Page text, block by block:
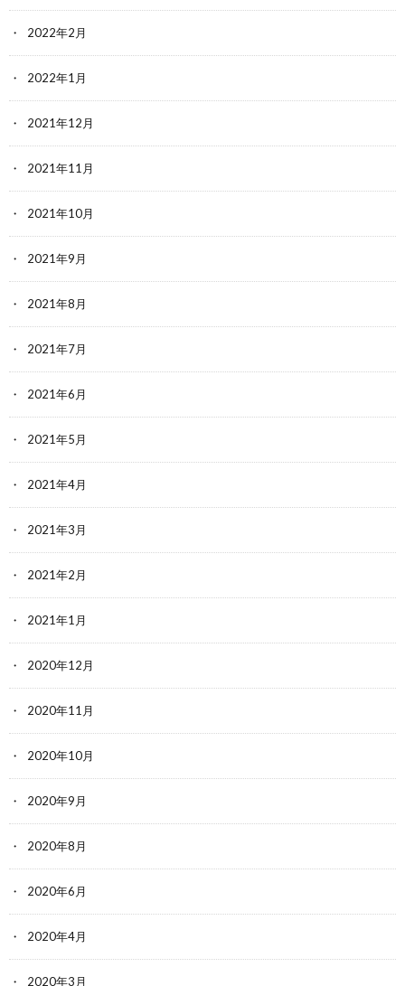
2022年2月
2022年1月
2021年12月
2021年11月
2021年10月
2021年9月
2021年8月
2021年7月
2021年6月
2021年5月
2021年4月
2021年3月
2021年2月
2021年1月
2020年12月
2020年11月
2020年10月
2020年9月
2020年8月
2020年6月
2020年4月
2020年3月